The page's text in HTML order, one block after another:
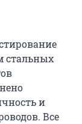
стальных
и
Все